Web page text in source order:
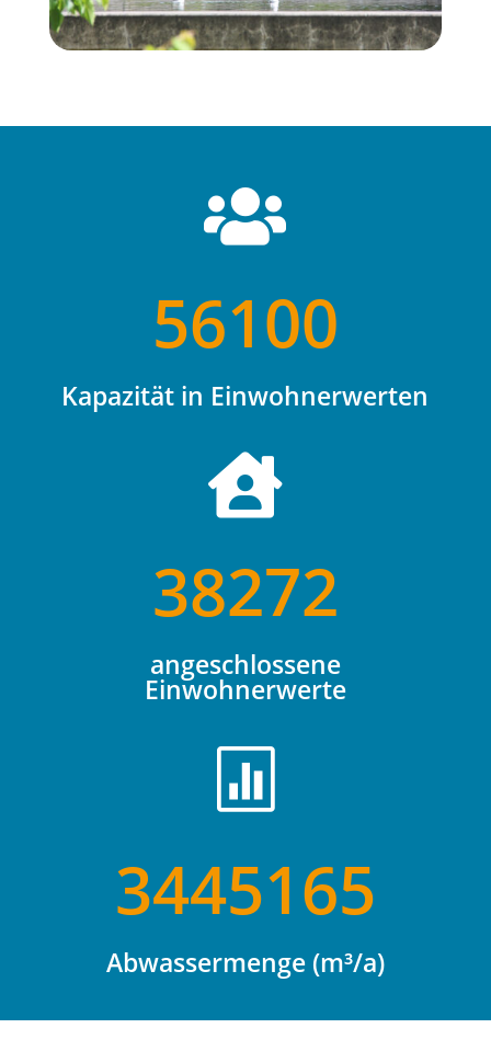

56100
Kapazität in Einwohnerwerten

38272
angeschlossene
Einwohnerwerte

3445165
Abwassermenge (m³/a)